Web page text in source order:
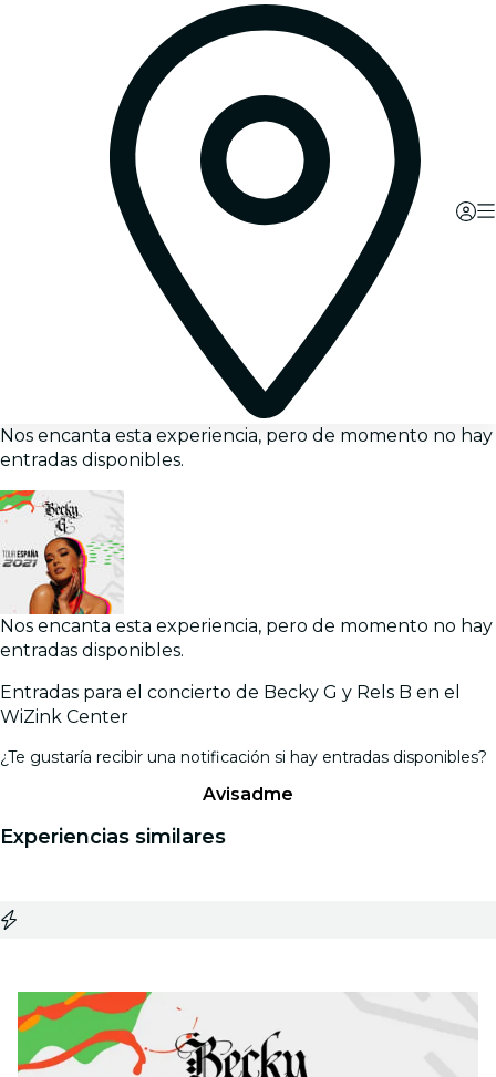
Nos encanta esta experiencia, pero de momento no hay
entradas disponibles.
Nos encanta esta experiencia, pero de momento no hay
entradas disponibles.
Entradas para el concierto de Becky G y Rels B en el
WiZink Center
¿Te gustaría recibir una notificación si hay entradas disponibles?
Avisadme
Experiencias similares